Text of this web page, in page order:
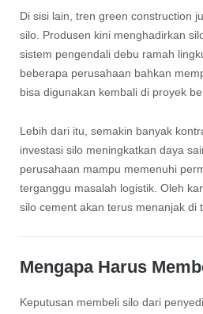
Di sisi lain, tren green construction
silo. Produsen kini menghadirkan
sistem pengendali debu ramah
beberapa perusahaan bahkan
bisa digunakan kembali di proyek
Lebih dari itu, semakin banyak
investasi silo meningkatkan daya
perusahaan mampu memenuhi
terganggu masalah logistik. Oleh
silo cement akan terus menanjak di
Mengapa Harus
Keputusan membeli silo dari